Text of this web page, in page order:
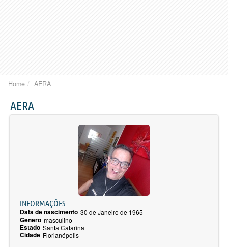
Home AERA
AERA
INFORMAÇÕES
Data de nascimento 30 de Janeiro de 1965
Gênero masculino
Estado Santa Catarina
Cidade Florianópolis